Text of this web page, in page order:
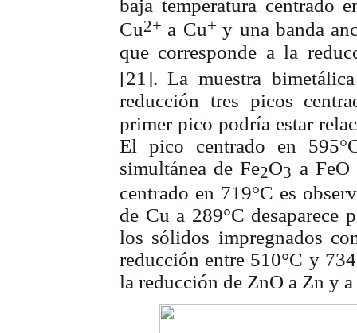
baja temperatura centrado
Cu2+ a Cu+y una banda
que corresponde a la
[21]. La muestra
reducción tres picos
primer pico podría estar
El pico centrado en
simultánea de Fe2O3 a
centrado en 719°C es
de Cu a 289°C desaparece
los sólidos impregnados
reducción entre 510°C y
la reducción de ZnO a Zn y